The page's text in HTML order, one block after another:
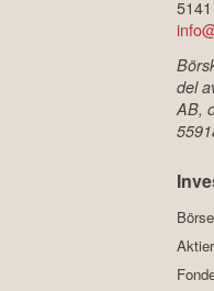
5141
del
AB,